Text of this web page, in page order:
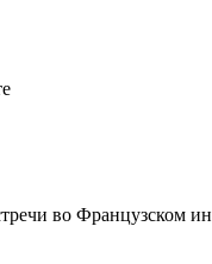
во Французском